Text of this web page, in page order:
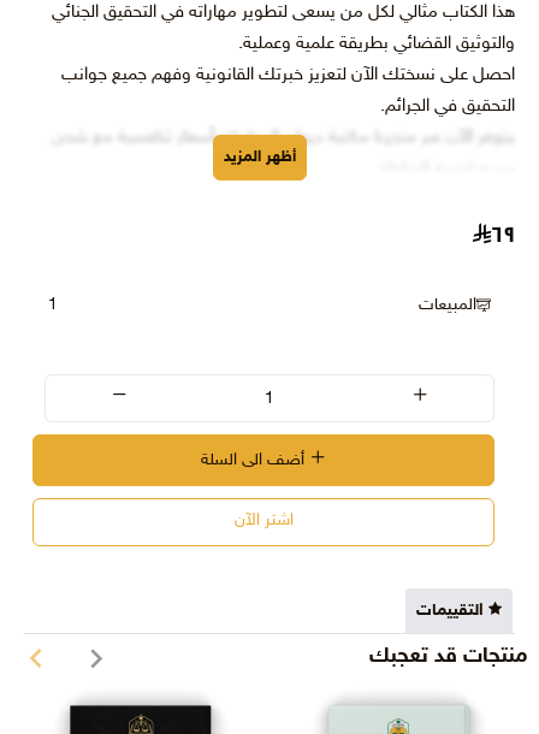
هذا الكتاب مثالي لكل من يسعى لتطوير مهاراته في التحقيق الجنائي
والتوثيق القضائي بطريقة علمية وعملية.
احصل على نسختك الآن لتعزيز خبرتك القانونية وفهم جميع جوانب
التحقيق في الجرائم.
يتوفر الآن عبر متجرنا مكتبة ديوان المحاماة بأسعار تنافسية مع شحن
أظهر المزيد
٦٩
المبيعات 1
اشتر الآن
التقييمات
منتجات قد تعجبك